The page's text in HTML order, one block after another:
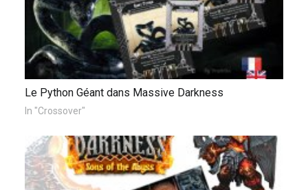
Le Python Géant dans Massive Darkness
In "Crossover"